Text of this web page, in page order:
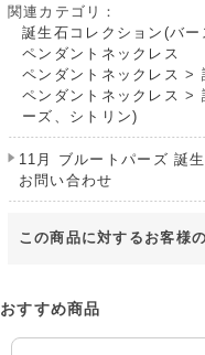
関連カテゴリ：
誕生石コレクション(バ
ペンダントネックレス
ペンダントネックレス >
ペンダントネックレス >
ーズ、シトリン)
11月 ブルートパーズ 誕
お問い合わせ
この商品に対するお客様
おすすめ商品